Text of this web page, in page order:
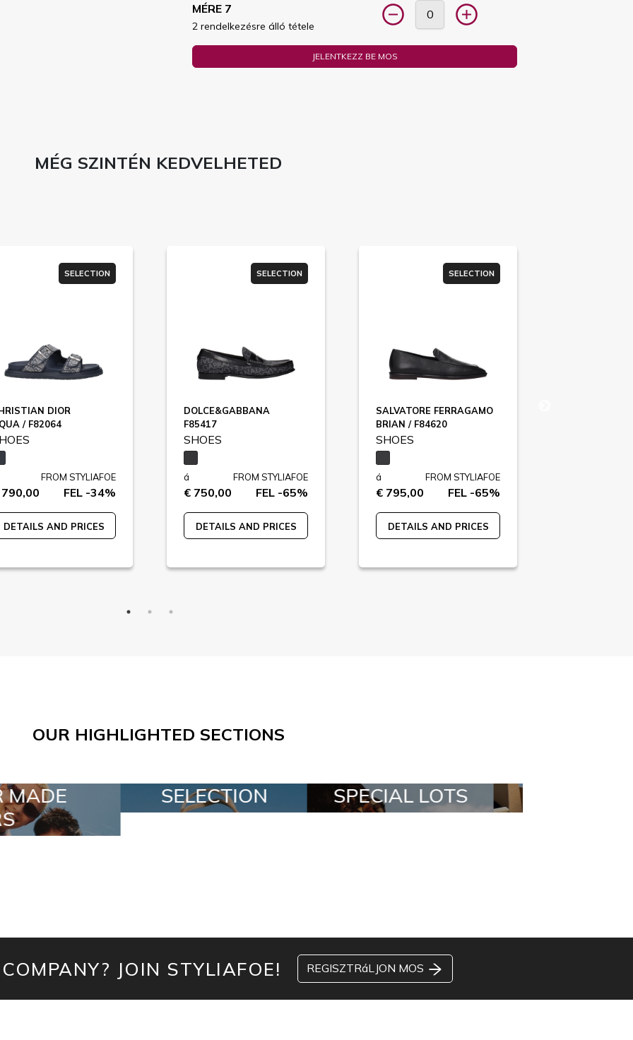
MÉRE 7
2 rendelkezésre álló tétele
JELENTKEZZ BE MOS
MÉG SZINTÉN KEDVELHETED
SELECTION
DIOR
/ F82064
FROM STYLIAFOE
FEL -34%
DETAILS AND PRICES
SELECTION
DOLCE&GABBANA
F85417
SHOES
á
€ 750,00
FROM STYLIAFOE
FEL -65%
DETAILS AND PRICES
SELECTION
SALVATORE FERRAGAMO
BRIAN / F84620
SHOES
á
€ 795,00
FROM STYLIAFOE
FEL -65%
DETAILS AND PRICES
OUR HIGHLIGHTED SECTIONS
SPECIAL LOTS ALL IN A BOX STYLIA
JOIN STYLIAFOE! REGISZTRáLJON MOS